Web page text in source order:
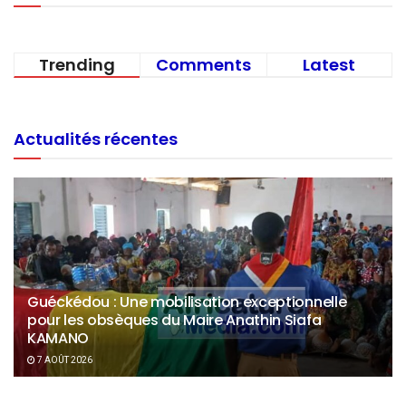
Trending Comments Latest
Actualités récentes
Guéckédou : Une mobilisation exceptionnelle
pour les obsèques du Maire Anathin Siafa
KAMANO
7 AOÛT 2026